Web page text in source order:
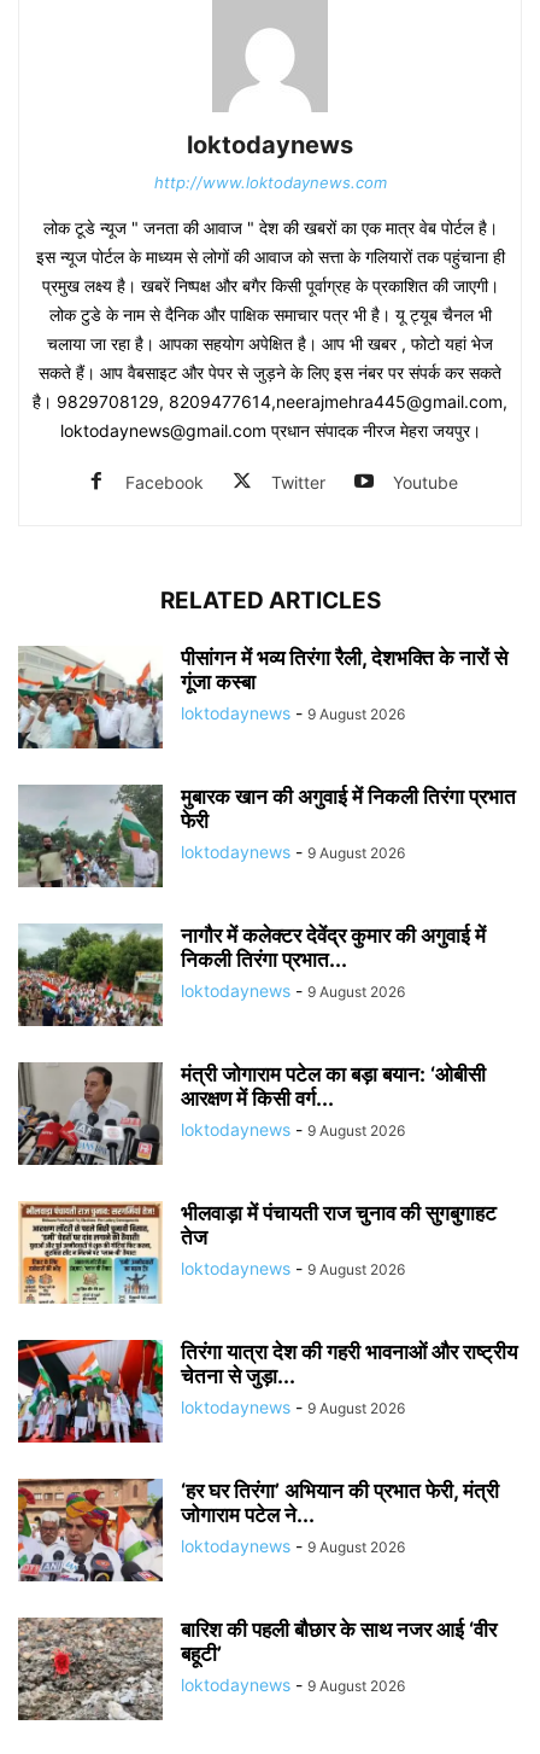
loktodaynews
http://www.loktodaynews.com
लोक टूडे न्यूज " जनता की आवाज " देश की खबरों का एक मात्र वेब पोर्टल है।
इस न्यूज पोर्टल के माध्यम से लोगों की आवाज को सत्ता के गलियारों तक पहुंचाना ही
प्रमुख लक्ष्य है। खबरें निष्पक्ष और बगैर किसी पूर्वाग्रह के प्रकाशित की जाएगी।
लोक टुडे के नाम से दैनिक और पाक्षिक समाचार पत्र भी है। यू ट्यूब चैनल भी
चलाया जा रहा है। आपका सहयोग अपेक्षित है। आप भी खबर , फोटो यहां भेज
सकते हैं। आप वैबसाइट और पेपर से जुड़ने के लिए इस नंबर पर संपर्क कर सकते
है। 9829708129, 8209477614,neerajmehra445@gmail.com,
loktodaynews@gmail.com प्रधान संपादक नीरज मेहरा जयपुर।
Facebook Twitter Youtube
RELATED ARTICLES
पीसांगन में भव्य तिरंगा रैली, देशभक्ति के नारों से
गूंजा कस्बा
loktodaynews - 9 August 2026
मुबारक खान की अगुवाई में निकली तिरंगा प्रभात
फेरी
loktodaynews - 9 August 2026
नागौर में कलेक्टर देवेंद्र कुमार की अगुवाई में
निकली तिरंगा प्रभात...
loktodaynews - 9 August 2026
मंत्री जोगाराम पटेल का बड़ा बयान: ‘ओबीसी
आरक्षण में किसी वर्ग...
loktodaynews - 9 August 2026
भीलवाड़ा में पंचायती राज चुनाव की सुगबुगाहट
तेज
loktodaynews - 9 August 2026
तिरंगा यात्रा देश की गहरी भावनाओं और राष्ट्रीय
चेतना से जुड़ा...
loktodaynews - 9 August 2026
‘हर घर तिरंगा’ अभियान की प्रभात फेरी, मंत्री
जोगाराम पटेल ने...
loktodaynews - 9 August 2026
बारिश की पहली बौछार के साथ नजर आई ‘वीर
बहूटी’
loktodaynews - 9 August 2026